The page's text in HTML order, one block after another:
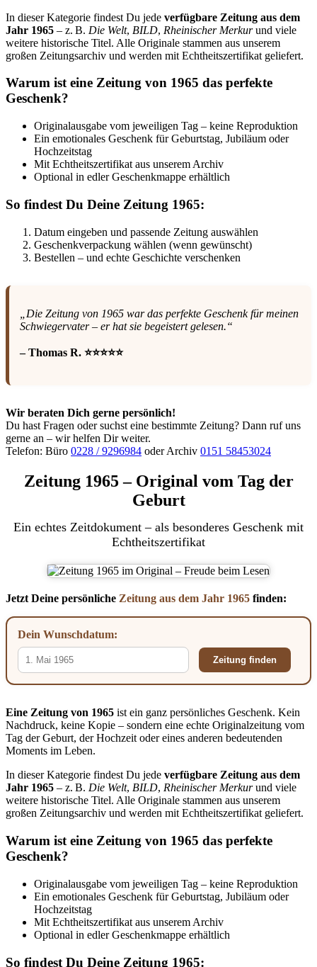
In dieser Kategorie findest Du jede verfügbare Zeitung aus dem
Jahr 1965 – z. B. Die Welt, BILD, Rheinischer Merkurund viele
weitere historische Titel. Alle Originale stammen aus unserem
großen Zeitungsarchiv und werden mit Echtheitszertifikat geliefert.
Warum ist eine Zeitung von 1965 das perfekte
Geschenk?
Originalausgabe vom jeweiligen Tag – keine Reproduktion
Ein emotionales Geschenk für Geburtstag, Jubiläum oder
Hochzeitstag
Mit Echtheitszertifikat aus unserem Archiv
Optional in edler Geschenkmappe erhältlich
So findest Du Deine Zeitung 1965:
Datum eingeben und passende Zeitung auswählen
Geschenkverpackung wählen (wenn gewünscht)
Bestellen – und echte Geschichte verschenken
„Die Zeitung von 1965 war das perfekte Geschenk für meinen
Schwiegervater – er hat sie begeistert gelesen.“
– Thomas R. ⭐⭐⭐⭐⭐
Wir beraten Dich gerne persönlich!
Du hast Fragen oder suchst eine bestimmte Zeitung? Dann ruf uns
gerne an – wir helfen Dir weiter.
Telefon: Büro 0228 / 9296984 oder Archiv 0151 58453024
Zeitung 1965 – Original vom Tag der
Geburt
Ein echtes Zeitdokument – als besonderes Geschenk mit
Echtheitszertifikat
Jetzt Deine persönliche Zeitung aus dem Jahr 1965 finden:
Dein Wunschdatum:
Zeitung finden
Eine Zeitung von 1965 ist ein ganz persönliches Geschenk. Kein
Nachdruck, keine Kopie – sondern eine echte Originalzeitung vom
Tag der Geburt, der Hochzeit oder eines anderen bedeutenden
Moments im Leben.
In dieser Kategorie findest Du jede verfügbare Zeitung aus dem
Jahr 1965 – z. B. Die Welt, BILD, Rheinischer Merkurund viele
weitere historische Titel. Alle Originale stammen aus unserem
großen Zeitungsarchiv und werden mit Echtheitszertifikat geliefert.
Warum ist eine Zeitung von 1965 das perfekte
Geschenk?
Originalausgabe vom jeweiligen Tag – keine Reproduktion
Ein emotionales Geschenk für Geburtstag, Jubiläum oder
Hochzeitstag
Mit Echtheitszertifikat aus unserem Archiv
Optional in edler Geschenkmappe erhältlich
So findest Du Deine Zeitung 1965: